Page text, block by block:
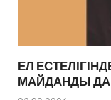
ЕЛ
МАЙДАНДЫ ДА